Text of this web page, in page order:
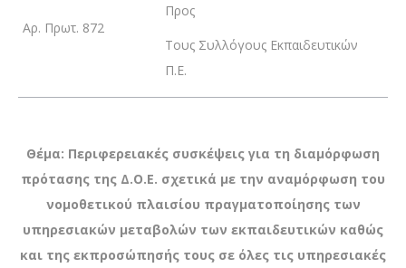
Αρ. Πρωτ. 872
Προς
Τους Συλλόγους Εκπαιδευτικών
Π.Ε.
Θέμα: Περιφερειακές συσκέψεις για τη διαμόρφωση
πρότασης της Δ.Ο.Ε. σχετικά με την αναμόρφωση του
νομοθετικού πλαισίου πραγματοποίησης των
υπηρεσιακών μεταβολών των εκπαιδευτικών καθώς
και της εκπροσώπησής τους σε όλες τις υπηρεσιακές